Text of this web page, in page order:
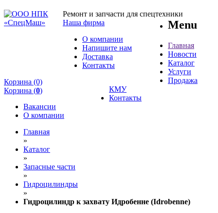
Ремонт и запчасти для спецтехники
Наша фирма
О компании
Напишите нам
Доставка
Контакты
Корзина (0)
Корзина (0)
Menu
Главная
Новости
Каталог
Услуги
Продажа
КМУ
Контакты
Вакансии
О компании
Главная
»
Каталог
»
Запасные части
»
Гидроцилиндры
»
Гидроцилиндр к захвату Идробенне (Idrobenne)